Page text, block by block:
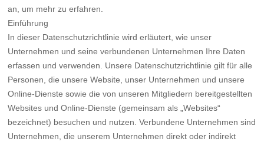
an, um mehr zu erfahren.
Einführung
In dieser Datenschutzrichtlinie wird erläutert, wie unser
Unternehmen und seine verbundenen Unternehmen Ihre Daten
erfassen und verwenden. Unsere Datenschutzrichtlinie gilt für alle
Personen, die unsere Website, unser Unternehmen und unsere
Online-Dienste sowie die von unseren Mitgliedern bereitgestellten
Websites und Online-Dienste (gemeinsam als „Websites“
bezeichnet) besuchen und nutzen. Verbundene Unternehmen sind
Unternehmen, die unserem Unternehmen direkt oder indirekt